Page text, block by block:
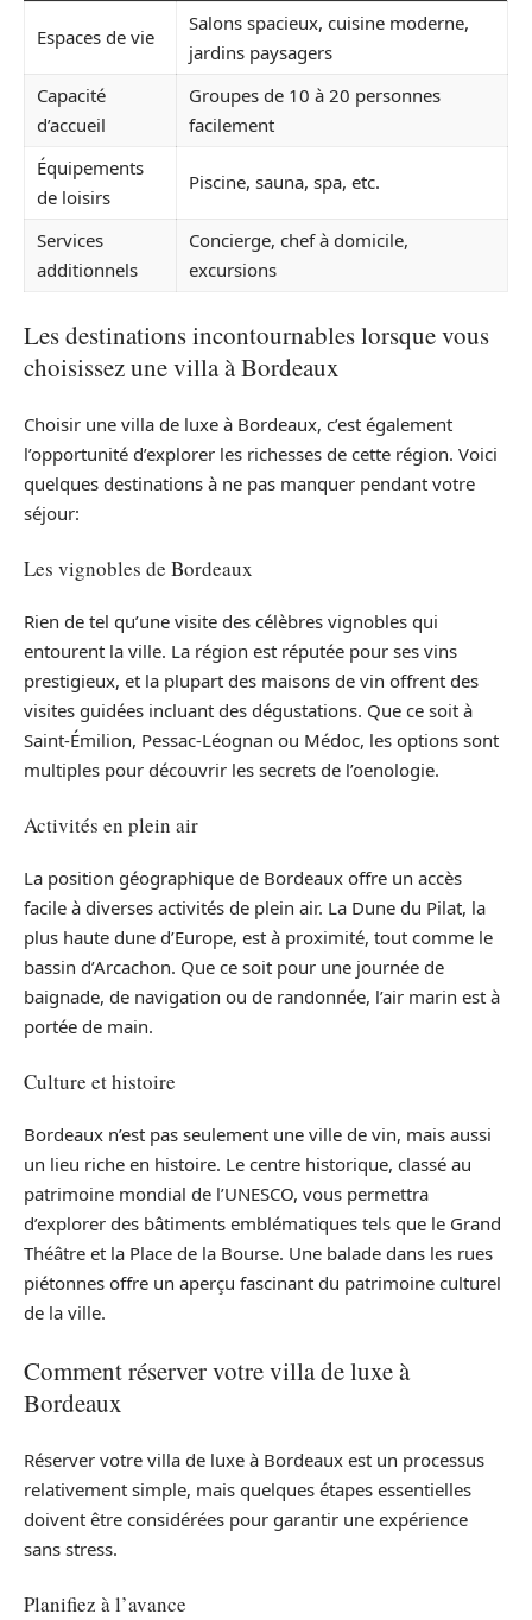
Espaces de vie
Salons spacieux, cuisine moderne,
jardins paysagers
Capacité
d’accueil
Groupes de 10 à 20 personnes
facilement
Équipements
de loisirs
Piscine, sauna, spa, etc.
Services
additionnels
Concierge, chef à domicile,
excursions
Les destinations incontournables lorsque vous
choisissez une villa à Bordeaux
Choisir une villa de luxe à Bordeaux, c’est également
l’opportunité d’explorer les richesses de cette région. Voici
quelques destinations à ne pas manquer pendant votre
séjour:
Les vignobles de Bordeaux
Rien de tel qu’une visite des célèbres vignobles qui
entourent la ville. La région est réputée pour ses vins
prestigieux, et la plupart des maisons de vin offrent des
visites guidées incluant des dégustations. Que ce soit à
Saint-Émilion, Pessac-Léognan ou Médoc, les options sont
multiples pour découvrir les secrets de l’oenologie.
Activités en plein air
La position géographique de Bordeaux offre un accès
facile à diverses activités de plein air. La Dune du Pilat, la
plus haute dune d’Europe, est à proximité, tout comme le
bassin d’Arcachon. Que ce soit pour une journée de
baignade, de navigation ou de randonnée, l’air marin est à
portée de main.
Culture et histoire
Bordeaux n’est pas seulement une ville de vin, mais aussi
un lieu riche en histoire. Le centre historique, classé au
patrimoine mondial de l’UNESCO, vous permettra
d’explorer des bâtiments emblématiques tels que le Grand
Théâtre et la Place de la Bourse. Une balade dans les rues
piétonnes offre un aperçu fascinant du patrimoine culturel
de la ville.
Comment réserver votre villa de luxe à
Bordeaux
Réserver votre villa de luxe à Bordeaux est un processus
relativement simple, mais quelques étapes essentielles
doivent être considérées pour garantir une expérience
sans stress.
Planifiez à l’avance